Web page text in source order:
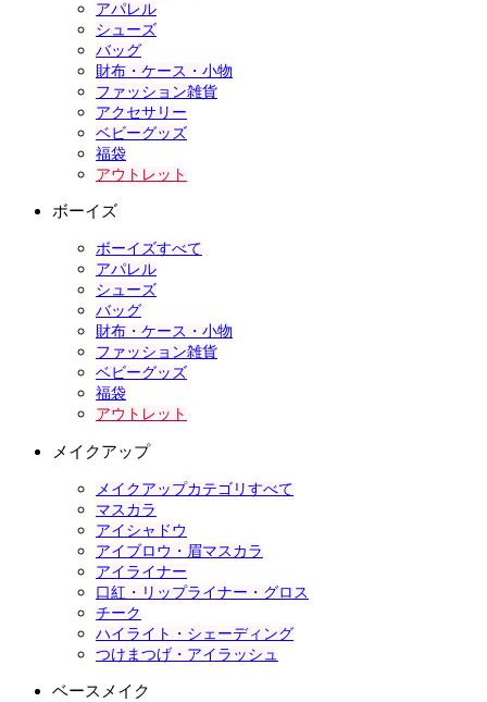
アパレル
シューズ
バッグ
財布・ケース・小物
ファッション雑貨
アクセサリー
ベビーグッズ
福袋
アウトレット
ボーイズ
ボーイズすべて
アパレル
シューズ
バッグ
財布・ケース・小物
ファッション雑貨
ベビーグッズ
福袋
アウトレット
メイクアップ
メイクアップカテゴリすべて
マスカラ
アイシャドウ
アイブロウ・眉マスカラ
アイライナー
口紅・リップライナー・グロス
チーク
ハイライト・シェーディング
つけまつげ・アイラッシュ
ベースメイク